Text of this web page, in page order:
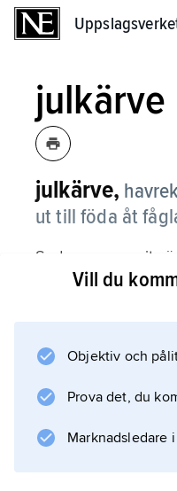
julkärve
julkärve,
ut till föda åt
Seden, som varit
länderna, kan inte
en sentida
gentemot
Vill du
Objektiv och
Prova det, du
Marknadsledare